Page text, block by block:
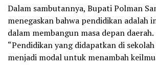
Dalam sambutannya, Bupati Polman
menegaskan bahwa pendidikan adalah
dalam membangun masa depan daerah.
“Pendidikan yang didapatkan di
menjadi modal untuk menambah